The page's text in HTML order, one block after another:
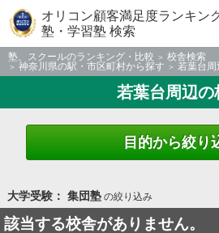
オリコン顧客満足度ランキン
塾・学習塾 検索
塾、スクールのランキング・比較
校舎検索
神奈川県の駅・市区町村から探す
若葉台周
若葉台周辺の
目的から絞り
大学受験： 集団塾の絞り込み
該当する校舎がありません。